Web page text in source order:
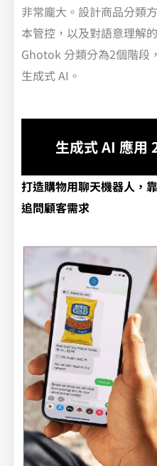
非常龐大。設計商品分類
本管控，以及對語意理解
Ghotok 分類分為2個階段
生成式 AI。
生成式 AI 應用
打造購物用聊天機器人，
追問顧客需求